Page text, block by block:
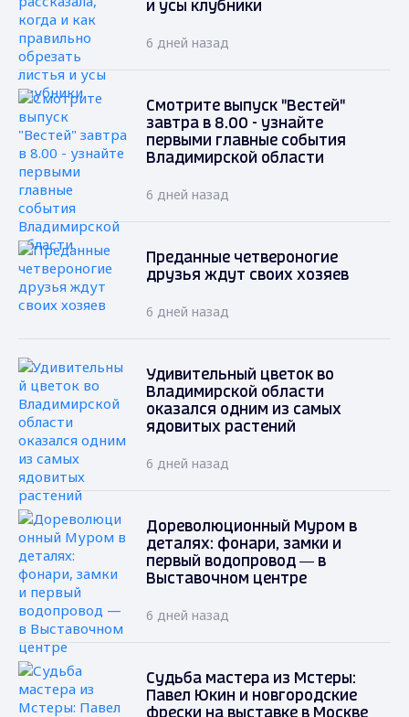
и усы клубники
6 дней назад
Смотрите выпуск "Вестей"
завтра в 8.00 - узнайте
первыми главные события
Владимирской области
6 дней назад
Преданные четвероногие
друзья ждут своих хозяев
6 дней назад
Удивительный цветок во
Владимирской области
оказался одним из самых
ядовитых растений
6 дней назад
Дореволюционный Муром в
деталях: фонари, замки и
первый водопровод — в
Выставочном центре
6 дней назад
Судьба мастера из Мстеры:
Павел Юкин и новгородские
фрески на выставке в Москве